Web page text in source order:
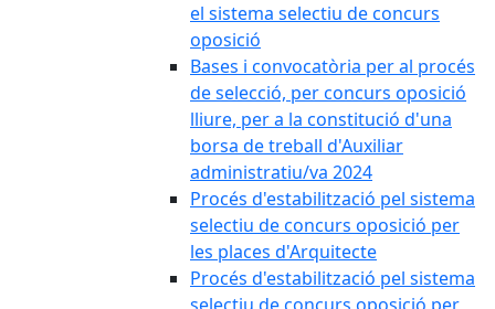
el sistema selectiu de concurs
oposició
Bases i convocatòria per al procés
de selecció, per concurs oposició
lliure, per a la constitució d'una
borsa de treball d'Auxiliar
administratiu/va 2024
Procés d'estabilització pel sistema
selectiu de concurs oposició per
les places d'Arquitecte
Procés d'estabilització pel sistema